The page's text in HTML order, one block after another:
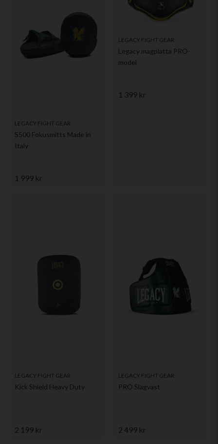
LEGACY FIGHT GEAR
S500 Fokusmitts Made in
Italy
1 999 kr
LEGACY FIGHT GEAR
Legacy magplatta PRO-
model
1 399 kr
LEGACY FIGHT GEAR
Kick Shield Heavy Duty
2 199 kr
LEGACY FIGHT GEAR
PRO Slagväst
2 499 kr